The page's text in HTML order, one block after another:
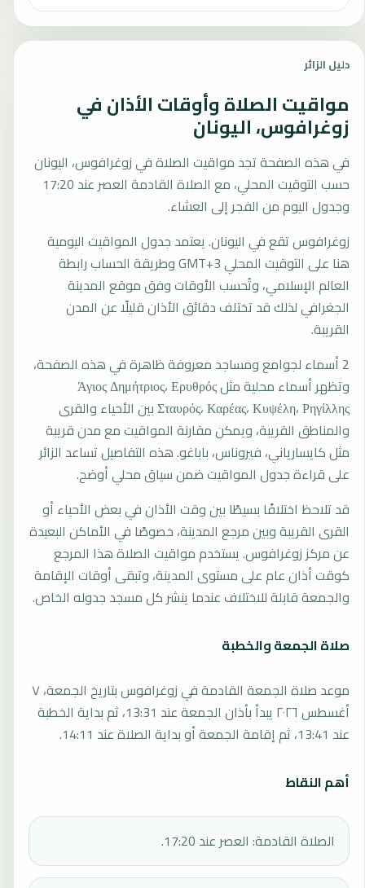
دليل الزائر
مواقيت الصلاة وأوقات الأذان في
زوغرافوس، اليونان
في هذه الصفحة تجد مواقيت الصلاة في زوغرافوس، اليونان
حسب التوقيت المحلي، مع الصلاة القادمة العصر عند 17:20
وجدول اليوم من الفجر إلى العشاء.
زوغرافوس تقع في اليونان. يعتمد جدول المواقيت اليومية
هنا على التوقيت المحلي GMT+3 وطريقة الحساب رابطة
العالم الإسلامي، وتُحسب الأوقات وفق موقع المدينة
الجغرافي لذلك قد تختلف دقائق الأذان قليلًا عن المدن
القريبة.
2 أسماء لجوامع ومساجد معروفة ظاهرة في هذه الصفحة،
وتظهر أسماء محلية مثل Άγιος Δημήτριος، Ερυθρός
Σταυρός، Καρέας، Κυψέλη، Ρηγίλλης بين الأحياء والقرى
والمناطق القريبة، ويمكن مقارنة المواقيت مع مدن قريبة
مثل كايسارياني، فيروناس، باباغو. هذه التفاصيل تساعد الزائر
على قراءة جدول المواقيت ضمن سياق محلي أوضح.
قد تلاحظ اختلافًا بسيطًا بين وقت الأذان في بعض الأحياء أو
القرى القريبة وبين مرجع المدينة، خصوصًا في الأماكن البعيدة
عن مركز زوغرافوس. يستخدم مواقيت الصلاة هذا المرجع
كوقت أذان عام على مستوى المدينة، وتبقى أوقات الإقامة
والجمعة قابلة للاختلاف عندما ينشر كل مسجد جدوله الخاص.
صلاة الجمعة والخطبة
موعد صلاة الجمعة القادمة في زوغرافوس بتاريخ الجمعة، ٧
أغسطس ٢٠٢٦ يبدأ بأذان الجمعة عند 13:31، ثم بداية الخطبة
عند 13:41، ثم إقامة الجمعة أو بداية الصلاة عند 14:11.
أهم النقاط
الصلاة القادمة: العصر عند 17:20.